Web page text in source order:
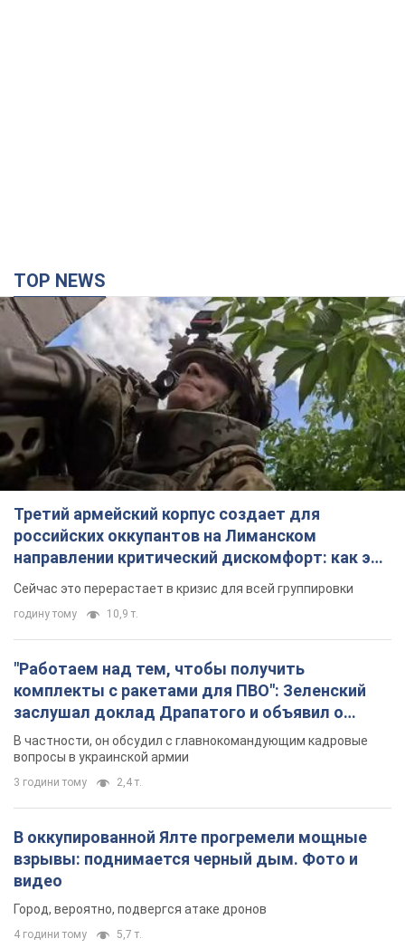
TOP NEWS
Третий армейский корпус создает для
российских оккупантов на Лиманском
направлении критический дискомфорт: как это
удалось
Сейчас это перерастает в кризис для всей группировки
годину тому 10,9 т.
"Работаем над тем, чтобы получить
комплекты с ракетами для ПВО": Зеленский
заслушал доклад Драпатого и объявил о
новых мерах
В частности, он обсудил с главнокомандующим кадровые
вопросы в украинской армии
3 години тому 2,4 т.
В оккупированной Ялте прогремели мощные
взрывы: поднимается черный дым. Фото и
видео
Город, вероятно, подвергся атаке дронов
4 години тому 5,7 т.